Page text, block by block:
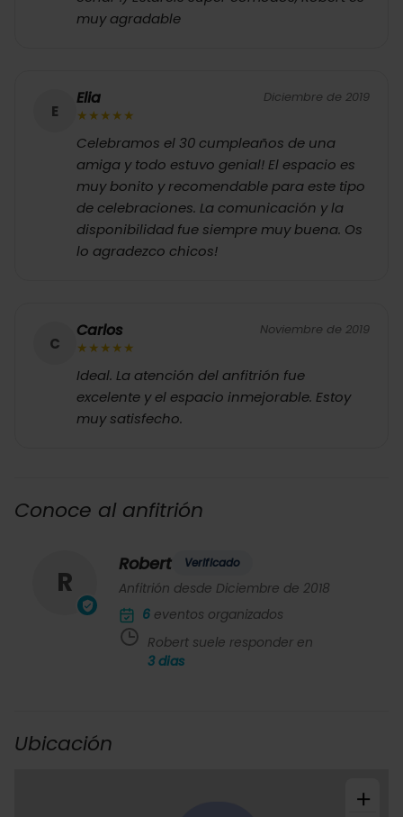
muy agradable
E
Elia
★ ★ ★ ★ ★
Diciembre de 2019
Celebramos el 30 cumpleaños de una
amiga y todo estuvo genial! El espacio es
muy bonito y recomendable para este tipo
de celebraciones. La comunicación y la
disponibilidad fue siempre muy buena. Os
lo agradezco chicos!
C
Carlos
★ ★ ★ ★ ★
Noviembre de 2019
Ideal. La atención del anfitrión fue
excelente y el espacio inmejorable. Estoy
muy satisfecho.
Conoce al anfitrión
R
Robert Verificado
Anfitrión desde Diciembre de 2018
6 eventos organizados
Robert suele responder en
3 dias
Ubicación
+